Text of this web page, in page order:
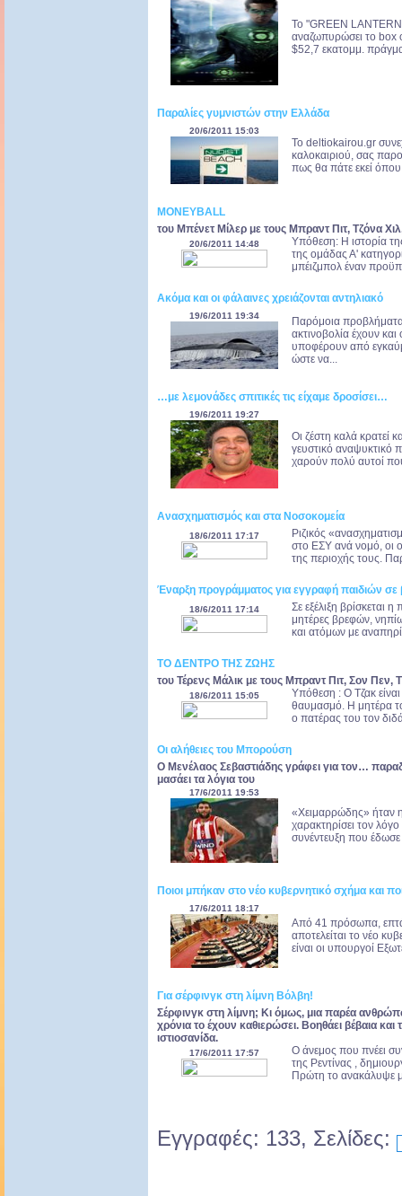
Το "GREEN
αναζωπυρώσει το box
$52,7 εκατομμ.
Παραλίες γυμνιστών στην Ελλάδα
20/6/2011 15:03
Το deltiokairou.gr
καλοκαιριού, σας
πως θα πάτε εκεί όπου
MONEYBALL
του Μπένετ Μίλερ με τους Μπραντ Πιτ, Τζόνα
20/6/2011 14:48
Υπόθεση: Η ιστορία
της ομάδας Α'
μπέιζμπολ έναν
Ακόμα και οι φάλαινες χρειάζονται αντηλιακό
19/6/2011 19:34
Παρόμοια
ακτινοβολία έχουν
υποφέρουν από
ώστε να...
…με λεμονάδες σπιτικές τις είχαμε δροσίσει…
19/6/2011 19:27
Οι ζέστη καλά κρατεί
γευστικό αναψυκτικό
χαρούν πολύ αυτοί
Ανασχηματισμός και στα Νοσοκομεία
18/6/2011 17:17
Ριζικός
στο ΕΣΥ ανά νομό, οι
της περιοχής τους.
Έναρξη προγράμματος για εγγραφή παιδιών σε
18/6/2011 17:14
Σε εξέλιξη βρίσκεται
μητέρες βρεφών,
και ατόμων με
ΤΟ ΔΕΝΤΡΟ ΤΗΣ ΖΩΗΣ
του Τέρενς Μάλικ με τους Μπραντ Πιτ, Σον Πεν,
18/6/2011 15:05
Υπόθεση : Ο Τζακ
θαυμασμό. Η μητέρα
ο πατέρας του τον
Οι αλήθειες του Μπορούση
Ο Μενέλαος Σεβαστιάδης γράφει για τον…
μασάει τα λόγια του
17/6/2011 19:53
«Χειμαρρώδης» ήταν
χαρακτηρίσει τον
συνέντευξη που έδωσε
Ποιοι μπήκαν στο νέο κυβερνητικό σχήμα και
17/6/2011 18:17
Aπό 41 πρόσωπα,
αποτελείται το νέο
είναι οι υπουργοί
Για σέρφινγκ στη λίμνη Βόλβη!
Σέρφινγκ στη λίμνη; Κι όμως, μια παρέα
χρόνια το έχουν καθιερώσει. Βοηθάει βέβαια και
ιστιοσανίδα.
17/6/2011 17:57
Ο άνεμος που πνέει
της Ρεντίνας ,
Πρώτη το ανακάλυψε
Εγγραφές: 133, Σελίδες: